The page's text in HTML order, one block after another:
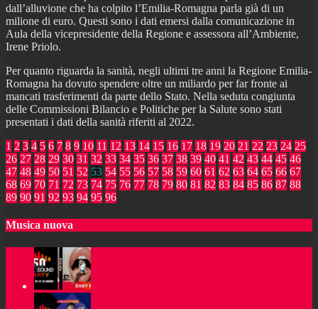
dall’alluvione che ha colpito l’Emilia-Romagna parla già di un
milione di euro. Questi sono i dati emersi dalla comunicazione in
Aula della vicepresidente della Regione e assessora all’Ambiente,
Irene Priolo.
Per quanto riguarda la sanità, negli ultimi tre anni la Regione Emilia-
Romagna ha dovuto spendere oltre un miliardo per far fronte ai
mancati trasferimenti da parte dello Stato. Nella seduta congiunta
delle Commissioni Bilancio e Politiche per la Salute sono stati
presentati i dati della sanità riferiti al 2022.
1 2 3 4 5 6 7 8 9 10 11 12 13 14 15 16 17 18 19 20 21 22 23 24 25
26 27 28 29 30 31 32 33 34 35 36 37 38 39 40 41 42 43 44 45 46
47 48 49 50 51 52 53 54 55 56 57 58 59 60 61 62 63 64 65 66 67
68 69 70 71 72 73 74 75 76 77 78 79 80 81 82 83 84 85 86 87 88
89 90 91 92 93 94 95 96
Musica nuova